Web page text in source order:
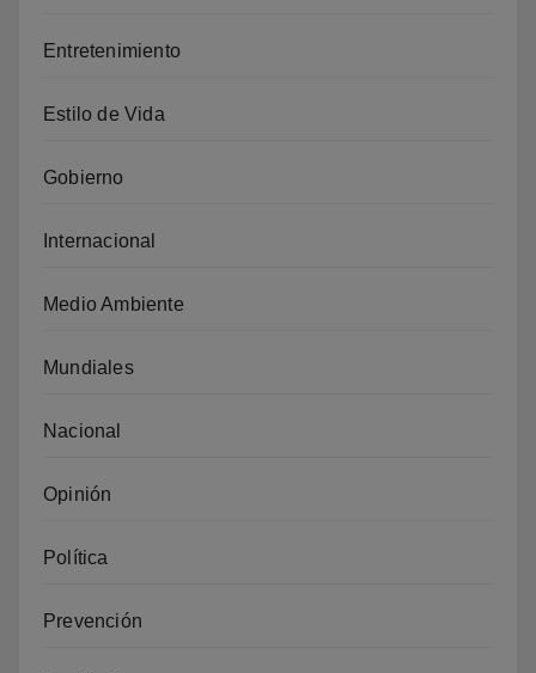
Entretenimiento
Estilo de Vida
Gobierno
Internacional
Medio Ambiente
Mundiales
Nacional
Opinión
Política
Prevención